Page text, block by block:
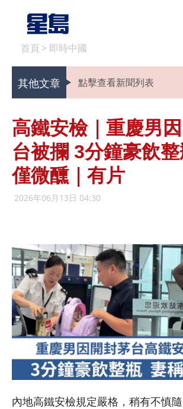
首頁 > 即時中國
其他文章 點擊查看新聞列表
高鐵安檢｜重慶男
台被攔 3分鐘豪飲
僅微醺｜有片
2026年06月13日 04:30
內地高鐵安檢規定嚴格，稍有不慎